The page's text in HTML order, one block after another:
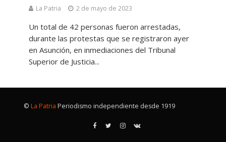
La Patria 2 de mayo de 2023
Un total de 42 personas fueron arrestadas,
durante las protestas que se registraron ayer
en Asunción, en inmediaciones del Tribunal
Superior de Justicia...
© La Patria Periodismo independiente desde 1919